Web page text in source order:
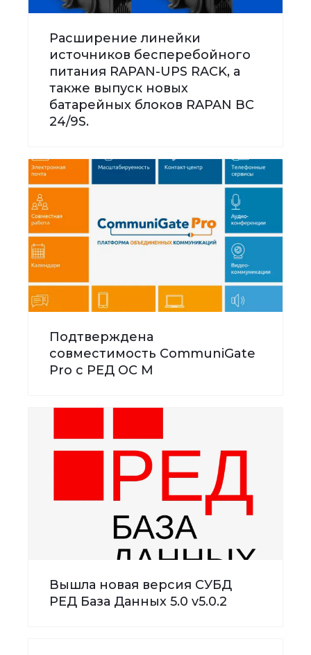
Расширение линейки
источников бесперебойного
питания RAPAN-UPS RACK, а
также выпуск новых
батарейных блоков RAPAN BC
24/9S.
Подтверждена
совместимость CommuniGate
Pro с РЕД ОС М
Вышла новая версия СУБД
РЕД База Данных 5.0 v5.0.2